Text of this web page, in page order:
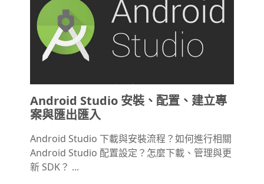
Android Studio 安裝、配置、建立專
案與匯出匯入
Android Studio 下載與安裝流程？如何進行相關
Android Studio 配置設定？怎麼下載、管理與更
新 SDK？ ...